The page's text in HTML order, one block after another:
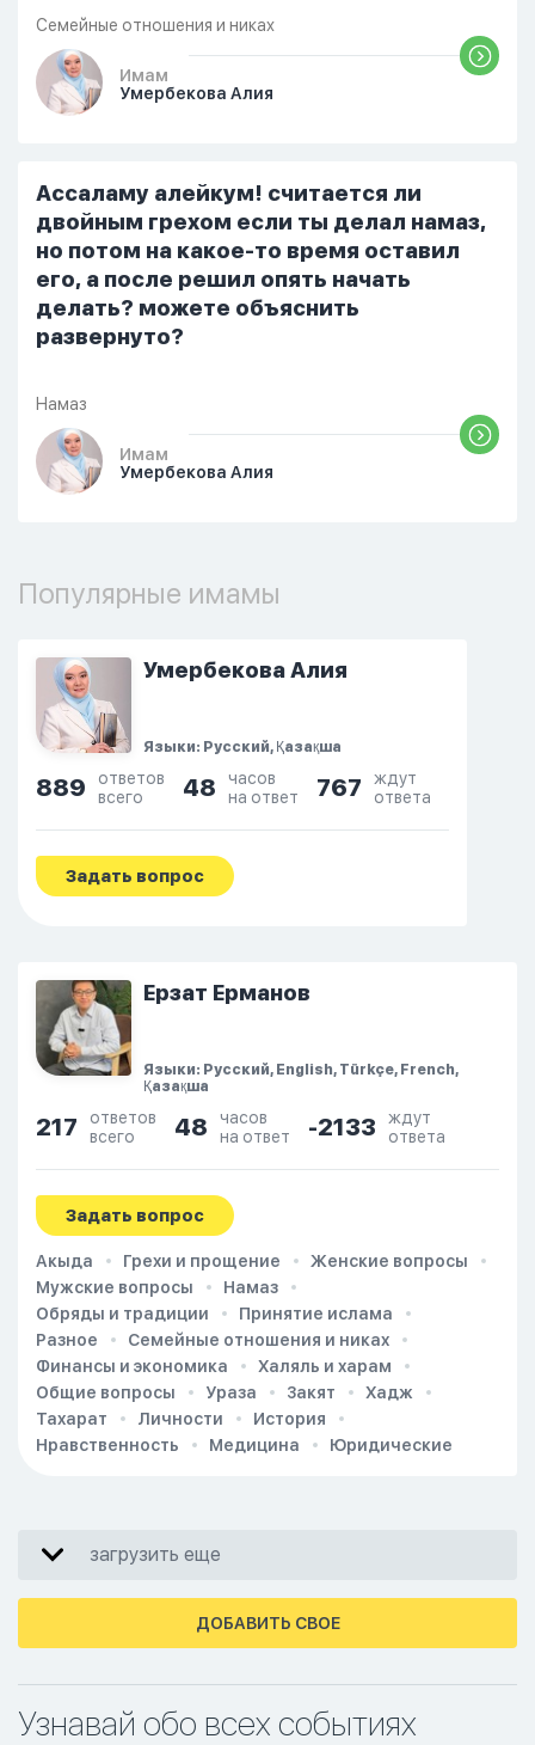
одиннадцати вечера. Но я снова
разбудила его, сказав, что мне плохо.
Он ответил: «Я живу с больными». Мне
стало очень обидно, и я решила
проснулся и спросил, что случилось. И
я рассказала о своих проблемах. Затем
я сказала ему:...
Семейные отношения и никах
Имам
Умербекова Алия
Ассаламу алейкум! считается ли
двойным грехом если ты делал намаз,
но потом на какое-то время оставил
его, а после решил опять начать
делать? можете объяснить
развернуто?
Намаз
Имам
Умербекова Алия
Популярные имамы
Умербекова Алия
Языки: Русский, Қазақша
889
ответов
всего
48
часов
на ответ
767
ждут
ответа
Задать вопрос
Ерзат Ерманов
Языки: Русский, English, Türkçe, French,
Қазақша
217
ответов
всего
48
часов
на ответ
-2133
ждут
ответа
Задать вопрос
Акыда Грехи и прощение
Женские вопросы
Мужские вопросы
Намаз
Обряды и традиции
Принятие ислама
Разное
Семейные отношения и никах
Финансы и экономика
Халяль и харам
Общие вопросы
Ураза Закят
Хадж
Тахарат
Личности
История
Нравственность
Медицина Юридические
загрузить еще
ДОБАВИТЬ СВОЕ
Узнавай обо всех событиях